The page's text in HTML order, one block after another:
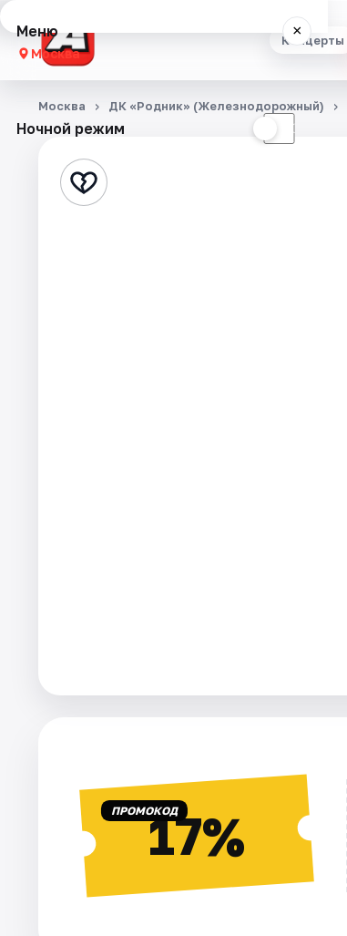
Концерты
Меню ×
Москва
Концерты
Стендап
Ночной режим ☾
Москва ДК «Родник» (Железнодорожный)
ПРОМОКОД17%